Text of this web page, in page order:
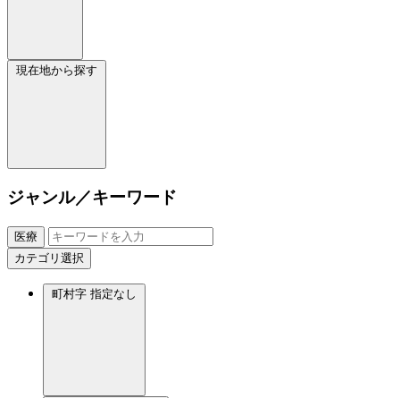
現在地から探す
ジャンル／キーワード
医療
カテゴリ選択
町村字 指定なし